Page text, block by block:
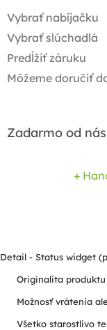
Vybrať nabíjačku
Vybrať slúchadlá
Predĺžiť záruku
Môžeme doručiť
Zadarmo od
+
Detail - Status widget
Originalita produktu
Možnosť vrátenia
Všetko starostlivo